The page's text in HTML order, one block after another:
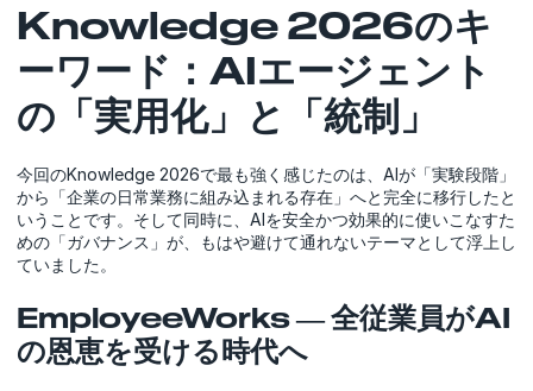
Knowledge 2026のキ
ーワード：AIエージェント
の「実用化」と「統制」
今回のKnowledge 2026で最も強く感じたのは、AIが「実験段階」
から「企業の日常業務に組み込まれる存在」へと完全に移行したと
いうことです。そして同時に、AIを安全かつ効果的に使いこなすた
めの「ガバナンス」が、もはや避けて通れないテーマとして浮上し
ていました。
EmployeeWorks ― 全従業員がAI
の恩恵を受ける時代へ